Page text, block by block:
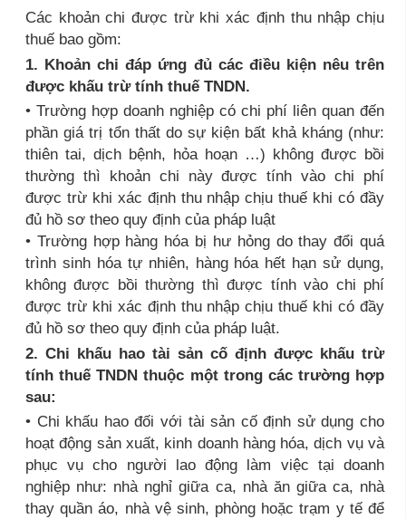
Các khoản chi được trừ khi xác định thu nhập chịu
thuế bao gồm:
1. Khoản chi đáp ứng đủ các điều kiện nêu trên
được khấu trừ tính thuế TNDN.
• Trường hợp doanh nghiệp có chi phí liên quan đến
phần giá trị tổn thất do sự kiện bất khả kháng (như:
thiên tai, dịch bệnh, hỏa hoạn …) không được bồi
thường thì khoản chi này được tính vào chi phí
được trừ khi xác định thu nhập chịu thuế khi có đầy
đủ hồ sơ theo quy định của pháp luật
• Trường hợp hàng hóa bị hư hỏng do thay đổi quá
trình sinh hóa tự nhiên, hàng hóa hết hạn sử dụng,
không được bồi thường thì được tính vào chi phí
được trừ khi xác định thu nhập chịu thuế khi có đầy
đủ hồ sơ theo quy định của pháp luật.
2. Chi khấu hao tài sản cố định được khấu trừ
tính thuế TNDN thuộc một trong các trường hợp
sau:
• Chi khấu hao đối với tài sản cố định sử dụng cho
hoạt động sản xuất, kinh doanh hàng hóa, dịch vụ và
phục vụ cho người lao động làm việc tại doanh
nghiệp như: nhà nghỉ giữa ca, nhà ăn giữa ca, nhà
thay quần áo, nhà vệ sinh, phòng hoặc trạm y tế để